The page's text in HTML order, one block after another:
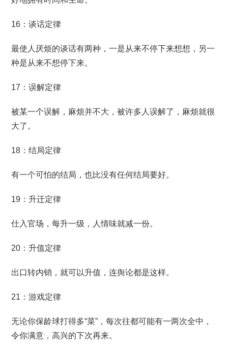
16：谈话定律
最使人厌烦的谈话有两种，一是从来不停下来想想，另一
种是从来不想停下来。
17：误解定律
被某一个误解，麻烦并不大，被许多人误解了，麻烦就很
大了。
18：结局定律
有一个可怕的结局，也比没有任何结局要好。
19：升迁定律
仕入官场，每升一级，人情味就减一份。
20：升值定律
出口转内销，就可以升值，连舆论都是这样。
21：游戏定律
无论你保龄球打得多“菜”，每次往都可能有一两次全中，
令你满意，高兴的下次再来。